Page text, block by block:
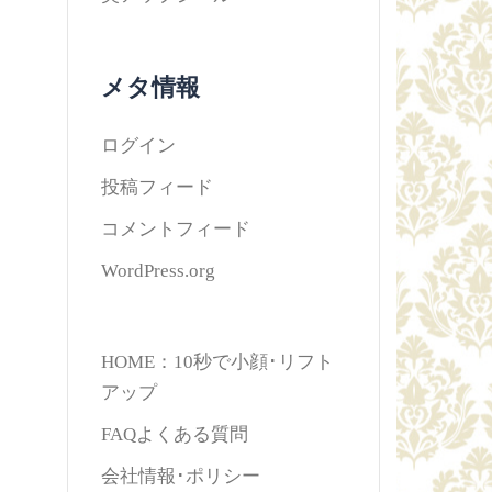
メタ情報
ログイン
投稿フィード
コメントフィード
WordPress.org
HOME：10秒で小顔･リフト
アップ
FAQよくある質問
会社情報･ポリシー